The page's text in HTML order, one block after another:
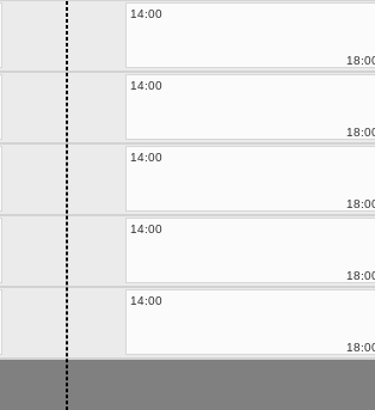
14:00
14:00
14:00
14:00
14:00